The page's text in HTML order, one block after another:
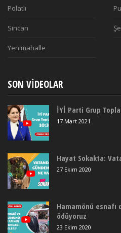
Polatlı
Sincan
Yenimahalle
SON VIDEOLAR
İYİ Parti Grup
17 Mart 2021
Hayat Sokakta:
27 Ekim 2020
Hamamönü
ödüyoruz
23 Ekim 2020